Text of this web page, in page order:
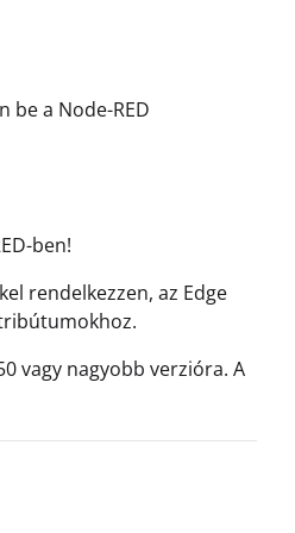
be a Node-RED
ben!
rendelkezzen, az Edge
vagy nagyobb verzióra. A